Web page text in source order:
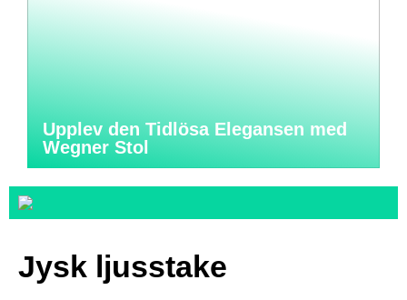
Upplev den Tidlösa Elegansen med
Wegner Stol
Jysk ljusstake